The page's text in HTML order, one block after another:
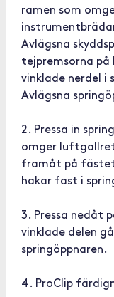
ramen som
Avlägsna
tejpremsorna
vinklade nerdel i
Avlägsna
2. Pressa in
omger
framåt på fästet
hakar fast i
3. Pressa nedåt
vinklade delen
springöppnaren.
4. ProClip